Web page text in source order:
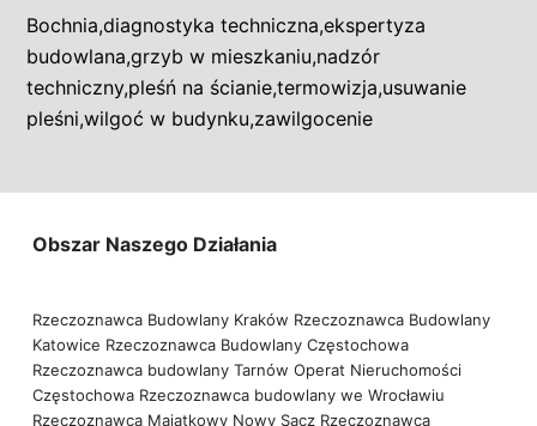
Bochnia,diagnostyka techniczna,ekspertyza
budowlana,grzyb w mieszkaniu,nadzór
techniczny,pleśń na ścianie,termowizja,usuwanie
pleśni,wilgoć w budynku,zawilgocenie
Obszar Naszego Działania
Rzeczoznawca Budowlany Kraków Rzeczoznawca Budowlany
Katowice Rzeczoznawca Budowlany Częstochowa
Rzeczoznawca budowlany Tarnów Operat Nieruchomości
Częstochowa Rzeczoznawca budowlany we Wrocławiu
Rzeczoznawca Majątkowy Nowy Sącz Rzeczoznawca